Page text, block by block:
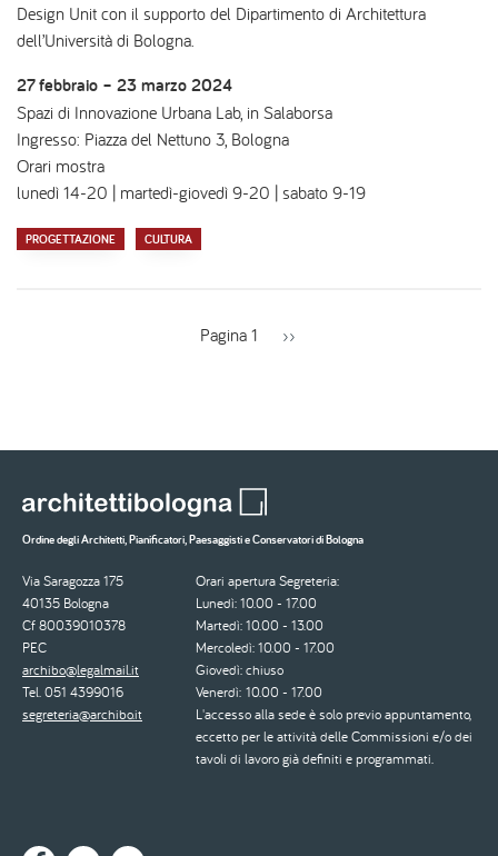
Design Unit con il supporto del Dipartimento di Architettura
dell’Università di Bologna.
27 febbraio – 23 marzo 2024
Spazi di Innovazione Urbana Lab, in Salaborsa
Ingresso: Piazza del Nettuno 3, Bologna
Orari mostra
lunedì 14-20 | martedì-giovedì 9-20 | sabato 9-19
PROGETTAZIONE CULTURA
Pagina 1
Pagina
››
Ordine degli Architetti, Pianificatori, Paesaggisti e Conservatori di Bologna
Via Saragozza 175
40135 Bologna
Cf 80039010378
PEC
archibo@legalmail.it
Tel. 051 4399016
segreteria@archibo.it
Orari apertura Segreteria:
Lunedì: 10.00 - 17.00
Martedì: 10.00 - 13.00
Mercoledì: 10.00 - 17.00
Giovedì: chiuso
Venerdì: 10.00 - 17.00
L'accesso alla sede è solo previo appuntamento,
eccetto per le attività delle Commissioni e/o dei
tavoli di lavoro già definiti e programmati.